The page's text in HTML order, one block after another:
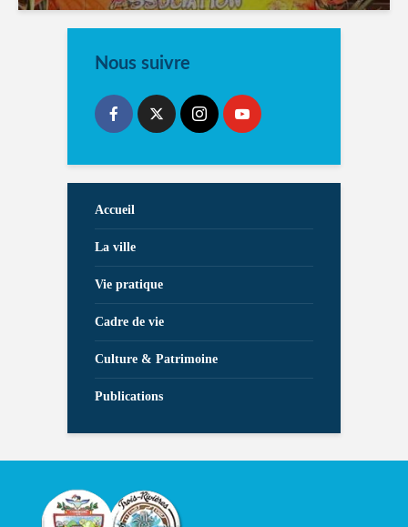
Nous suivre
Accueil
La ville
Vie pratique
Cadre de vie
Culture & Patrimoine
Publications